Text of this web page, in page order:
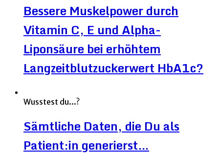
Bessere Muskelpower durch
Vitamin C, E und Alpha-
Liponsäure bei erhöhtem
Langzeitblutzuckerwert HbA1c?
Wusstest du...?
Sämtliche Daten, die Du als
Patient:in generierst…